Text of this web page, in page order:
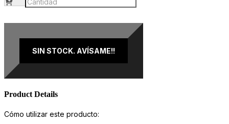
SIN STOCK. AVÍSAME!!
Product Details
Cómo utilizar este producto: